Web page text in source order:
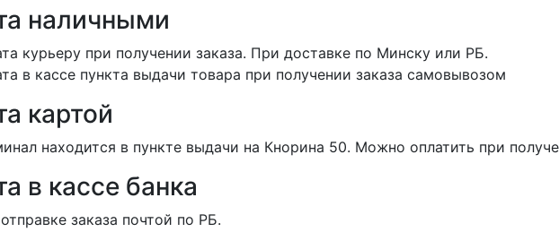
наличными
курьеру при получении заказа. При доставке по Минску или РБ.
в кассе пункта выдачи товара при получении заказа самовывозом
картой
находится в пункте выдачи на Кнорина 50. Можно оплатить при
в кассе банка
заказа почтой по РБ.